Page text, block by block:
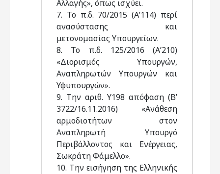
Αλλαγής», όπως ισχύει.
7. Το π.δ. 70/2015 (Α’114) περί
ανασύστασης και
μετονομασίας Υπουργείων.
8. Το π.δ. 125/2016 (Α’210)
«Διορισμός Υπουργών,
Αναπληρωτών Υπουργών και
Υφυπουργών».
9. Την αριθ. Υ198 απόφαση (Β’
3722/16.11.2016) «Ανάθεση
αρμοδιοτήτων στον
Αναπληρωτή Υπουργό
Περιβάλλοντος και Ενέργειας,
Σωκράτη Φάμελλο».
10. Την εισήγηση της Ελληνικής